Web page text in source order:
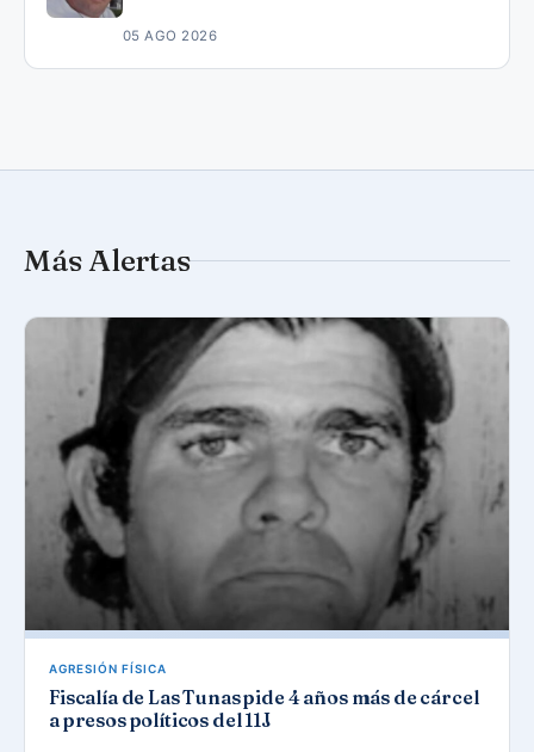
05 AGO 2026
Más Alertas
AGRESIÓN FÍSICA
Fiscalía de Las Tunas pide 4 años más de cárcel
a presos políticos del 11J